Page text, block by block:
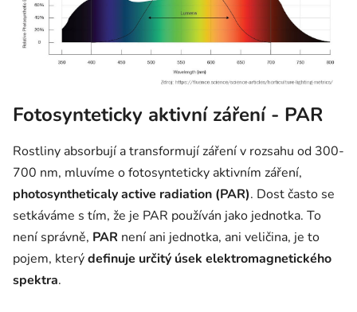
Fotosynteticky aktivní záření - PAR
Rostliny absorbují a transformují záření v rozsahu od 300-
700 nm, mluvíme o fotosynteticky aktivním záření,
photosyntheticaly active radiation (PAR). Dost často se
setkáváme s tím, že je PAR používán jako jednotka. To
není správně, PAR není ani jednotka, ani veličina, je to
pojem, kterýdefinuje určitý úsek elektromagnetického
spektra.